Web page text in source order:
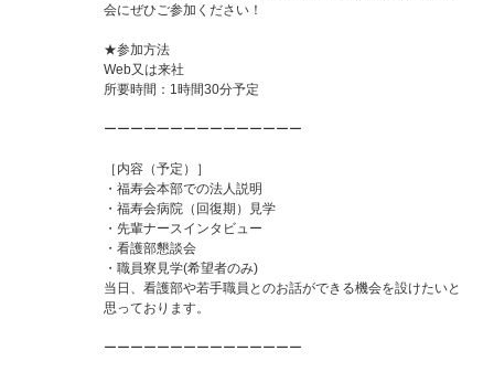
会にぜひご参加ください！
★参加方法
Web又は来社
所要時間：1時間30分予定
ーーーーーーーーーーーーーーー
［内容（予定）］
・福寿会本部での法人説明
・福寿会病院（回復期）見学
・先輩ナースインタビュー
・看護部懇談会
・職員寮見学(希望者のみ)
当日、看護部や若手職員とのお話ができる機会を設けたいと
思っております。
ーーーーーーーーーーーーーーー